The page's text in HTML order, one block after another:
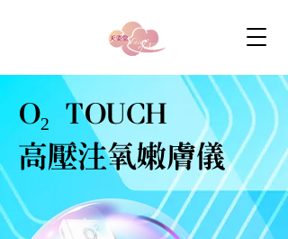
O₂ TOUCH
高壓注氧嫩膚儀